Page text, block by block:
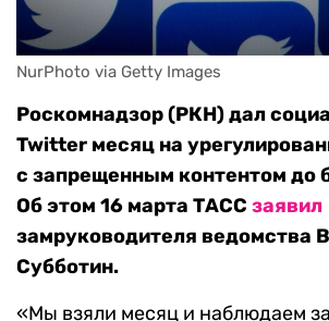
NurPhoto via Getty Images
Роскомнадзор (РКН) дал
Twitter месяц на
с запрещенным контентом до
Об этом 16 марта ТАСС заявил
замруководителя ведомства
Субботин.
«Мы взяли месяц и наблюдаем